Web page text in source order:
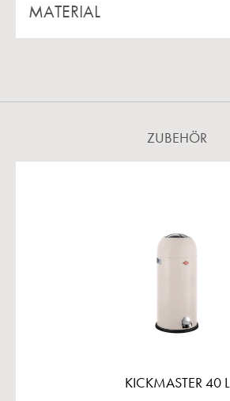
MATERIAL
ZUBEHÖR
KICKMASTER 40 L